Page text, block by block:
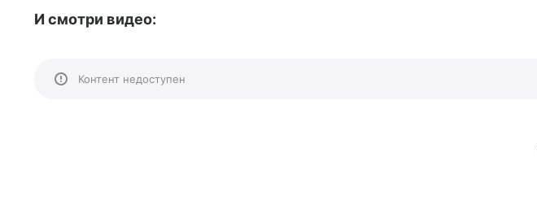
И смотри видео:
Контент недоступен